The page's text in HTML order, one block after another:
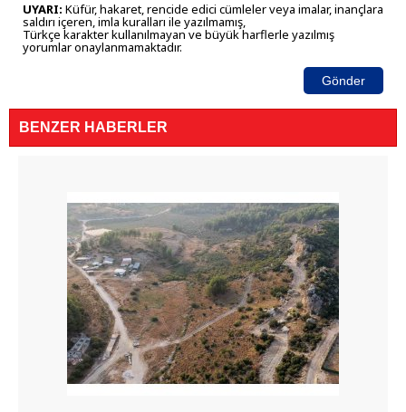
UYARI: Küfür, hakaret, rencide edici cümleler veya imalar, inançlara
saldırı içeren, imla kuralları ile yazılmamış,
Türkçe karakter kullanılmayan ve büyük harflerle yazılmış
yorumlar onaylanmamaktadır.
Gönder
BENZER HABERLER